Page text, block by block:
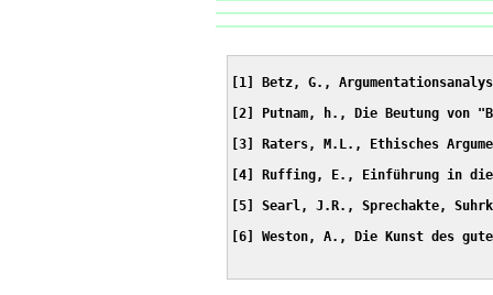
[1] Betz, G.,
[2] Putnam, h., Die Beutung von
[3] Raters, M.L., Ethisches
[4] Ruffing, E., Einführung in die
[5] Searl, J.R., Sprechakte,
[6] Weston, A., Die Kunst des